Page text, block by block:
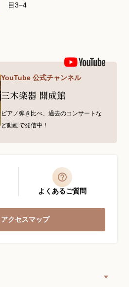
目3−4
YouTube 公式チャンネル
三木楽器 開成館
ピアノ弾き比べ、過去のコンサートな
ど動画で発信中！
よくあるご質問
アクセスマップ